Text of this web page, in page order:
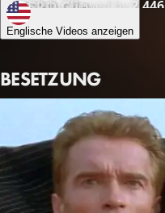
HERO Clip
English • Viewed by 2.446
Englische Videos anzeigen
BESETZUNG